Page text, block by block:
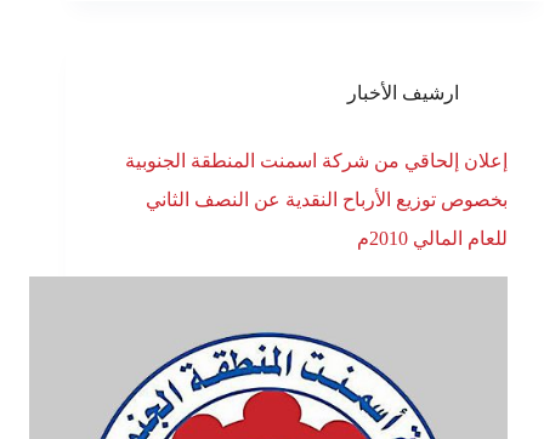
ارشيف الأخبار
إعلان إلحاقي من شركة اسمنت المنطقة الجنوبية
بخصوص توزيع الأرباح النقدية عن النصف الثاني
للعام المالي 2010م